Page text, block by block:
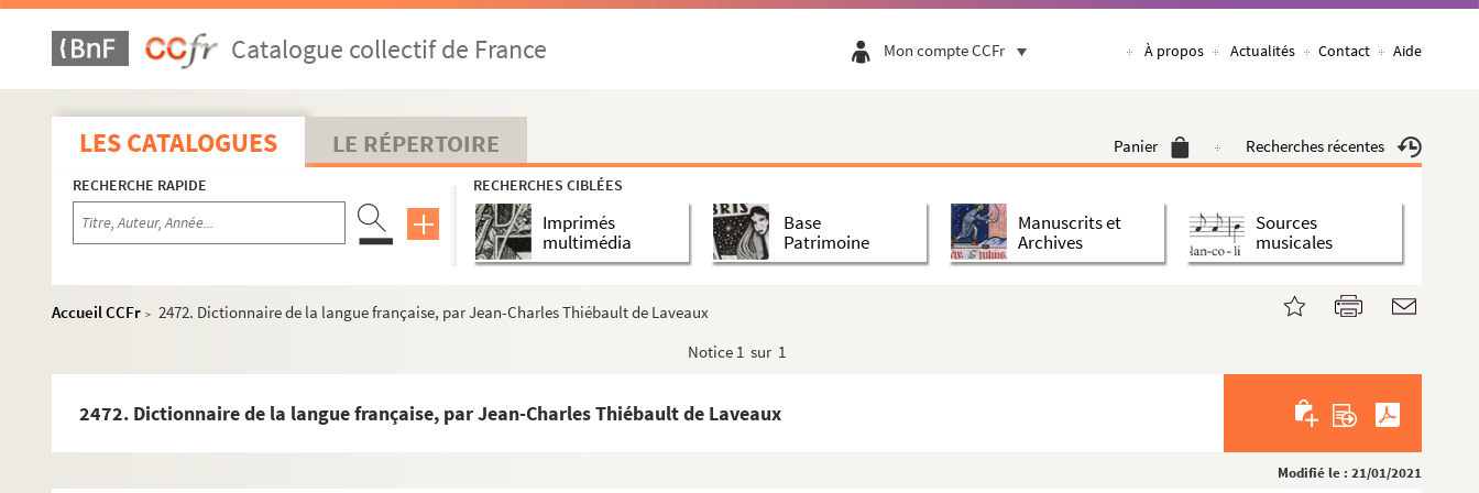
Catalogue collectif de France Mon compte CCFr À propos Actualités Contact Aide
LES CATALOGUES LE RÉPERTOIRE Panier Recherches récentes
RECHERCHE RAPIDE RECHERCHES CIBLÉES
Imprimés
multimédia
Base
Patrimoine
Manuscrits et
Archives
Sources
musicales
Accueil CCFr > 2472. Dictionnaire de la langue française, par Jean-Charles Thiébault de Laveaux
Notice 1 sur 1
2472. Dictionnaire de la langue française, par Jean-Charles Thiébault de Laveaux
Modifié le : 21/01/2021
2444. Processionnal de l'église de Chaource
2445. « Collationes et taxationes decime ecclesiarum et beneficiorum civitatis et diocesis Trecensis »
2446. « Inventaire général des Chartres, titres et papiers concernans tous les droits et biens de la maiso...
2447. Missel à l'usage du diocèse de Troyes, traduction française (1740, tome II)
2448. « Joannis Meursii Elegantiae latini sermonis. » (1748)
2449. « Compte que rend par devant vous, M. le lieutenant général et président au bailliage et présidial d...
2450. Obituaire du Paraclet
2455. Requêtes des Jésuites du collège de Rouen au roi contre l'archevêque de Rouen, suivies des requêtes ...